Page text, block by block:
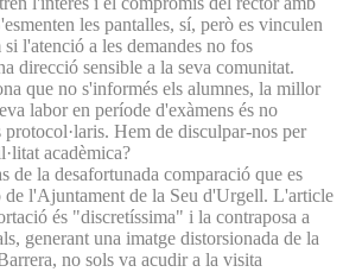
les pantalles, sí, però es vinculen
l'atenció a les demandes no fos
direcció sensible a la seva comunitat.
que no s'informés els alumnes, la millor
labor en període d'exàmens és no
protocol·laris. Hem de disculpar-nos per
acadèmica?
de la desafortunada comparació que es
de l'Ajuntament de la Seu d'Urgell. L'article
és "discretíssima" i la contraposa a
generant una imatge distorsionada de la
no sols va acudir a la visita